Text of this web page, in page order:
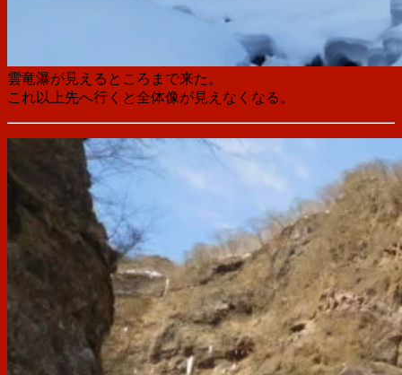
雲竜瀑が見えるところまで来た。
これ以上先へ行くと全体像が見えなくなる。